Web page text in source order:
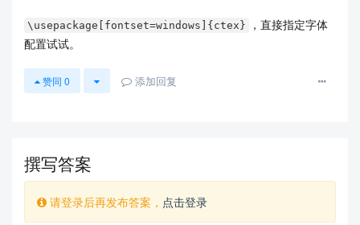
\usepackage[fontset=windows]{ctex}
，直接指定字体
配置试试。
赞同 0 添加回复
撰写答案
请登录后再发布答案， 点击登录